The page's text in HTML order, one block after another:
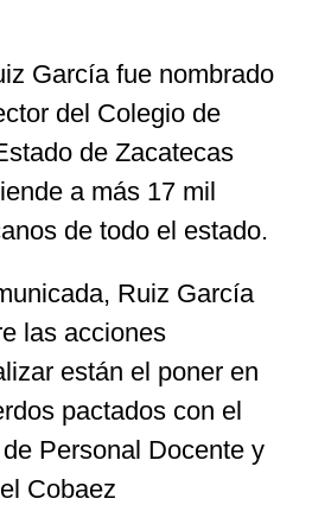
Cultura
García fue nombrado
del Colegio de
de Zacatecas
a más 17 mil
de todo el estado.
Ruiz García
las acciones
están el poner en
pactados con el
Personal Docente y
Cobaez